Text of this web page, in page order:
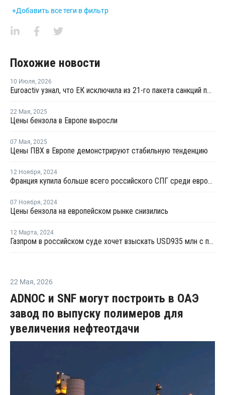
+Добавить все теги в фильтр
Похожие новости
10 Июля, 2026
Euroactiv узнал, что ЕК исключила из 21-го пакета санкций против России
22 Мая, 2025
Цены бензола в Европе выросли
07 Мая, 2025
Цены ПВХ в Европе демонстрируют стабильную тенденцию
12 Ноября, 2024
Франция купила больше всего российского СПГ среди европейцев в октябре
07 Ноября, 2024
Цены бензола на европейском рынке снизились
12 Марта, 2024
Газпром в российском суде хочет взыскать USD935 млн с польской Orlen
22 Мая, 2026
ADNOC и SNF могут построить в ОАЭ
завод по выпуску полимеров для
увеличения нефтеотдачи